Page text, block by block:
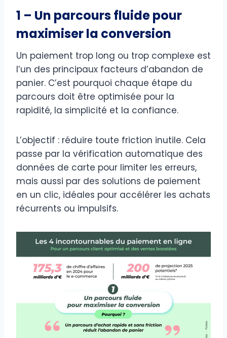
1 – Un parcours fluide pour
maximiser la conversion
Un paiement trop long ou trop complexe est
l’un des principaux facteurs d’abandon de
panier. C’est pourquoi chaque étape du
parcours doit être optimisée pour la
rapidité, la simplicité et la confiance.
L’objectif : réduire toute friction inutile. Cela
passe par la vérification automatique des
données de carte pour limiter les erreurs,
mais aussi par des solutions de paiement
en un clic, idéales pour accélérer les achats
récurrents ou impulsifs.